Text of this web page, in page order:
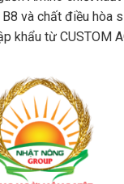
và chất điều hòa
khẩu từ CUSTOM